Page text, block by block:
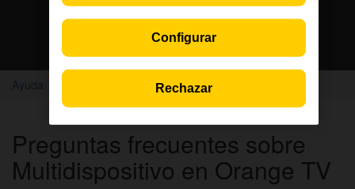
App Jazztel
Ayuda Multidispositivo en Orange TV
Preguntas frecuentes sobre
Multidispositivo en Orange TV
Configurar
Rechazar